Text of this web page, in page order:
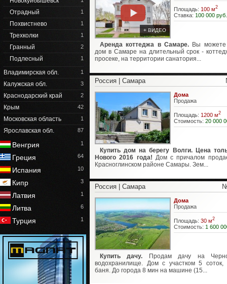
Отрадный 1
Похвистнево 1
Трехколки 1
Гранный 2
Подлесный 1
Владимирская обл. 1
Калужская обл. 3
Краснодарский край 2
Крым 42
Московская область 1
Ярославская обл. 87
Венгрия 1
Греция 64
Испания 10
Кипр 3
Латвия 1
Литва 6
Турция 1
+ ВИДЕО
Площадь: 100 м2
Ставка: 100 000 руб.
Аренда коттеджа в Самаре. Вы можете
дом в Самаре на длительный срок -
просеке, на территории санатория...
Россия | Самара
Дома
Продажа
Площадь: 1200 м2
Стоимость: 20 000
Купить дом на берегу Волги. Цена
Нового 2016 года! Дом с причалом
Красноглинском районе Самары. Зем...
Россия | Самара
Дома
Продажа
Площадь: 30 м2
Стоимость: 1 600
Купить дачу. Продам дачу на
водохранилище. Дом с участком 5 соток,
баня. До города 8 мин на машине (15...